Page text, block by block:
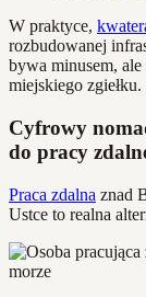
W praktyce,
rozbudowanej
bywa minusem,
miejskiego zgiełku.
Cyfrowy
do pracy
Praca zdalna znad
Ustce to realna